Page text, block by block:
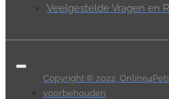
Veelgestelde Vragen en
Copyright © 2022,
voorbehouden